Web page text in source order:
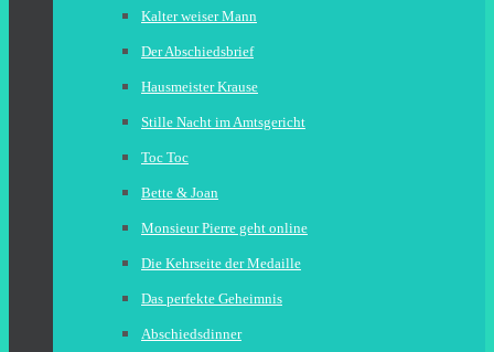
Kalter weiser Mann
Der Abschiedsbrief
Hausmeister Krause
Stille Nacht im Amtsgericht
Toc Toc
Bette & Joan
Monsieur Pierre geht online
Die Kehrseite der Medaille
Das perfekte Geheimnis
Abschiedsdinner